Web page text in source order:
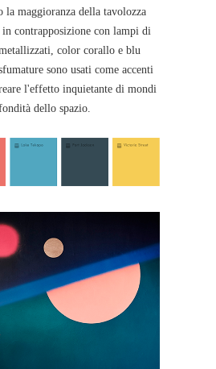
maggioranza della tavolozza
in contrapposizione con lampi di
color corallo e blu
sono usati come accenti
l'effetto inquietante di mondi
dello spazio.